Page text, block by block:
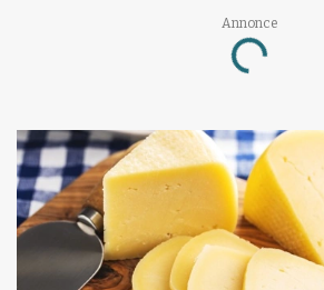
Annonce
Loading...